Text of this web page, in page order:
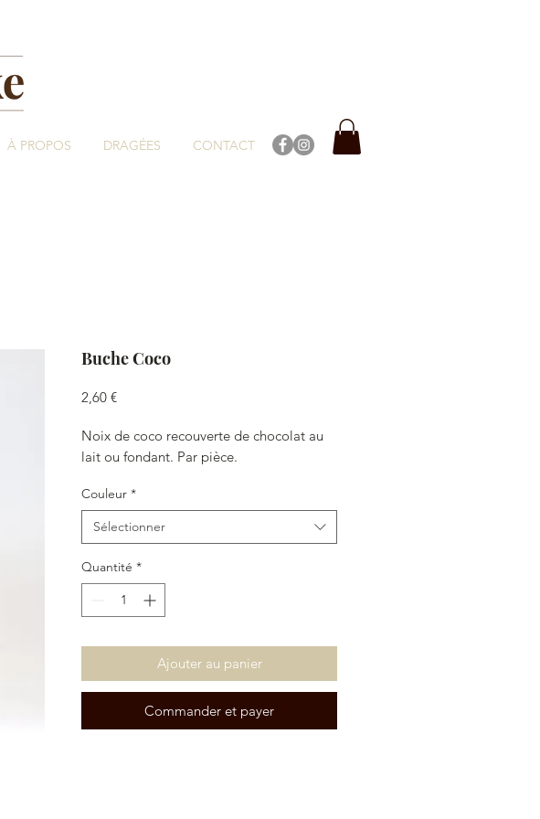
À PROPOS DRAGÉES CONTACT
Buche Coco
2,60 €Prix
Noix de coco recouverte de chocolat au
lait ou fondant. Par pièce.
Couleur *
Sélectionner
Quantité *
Ajouter au panier
Commander et payer